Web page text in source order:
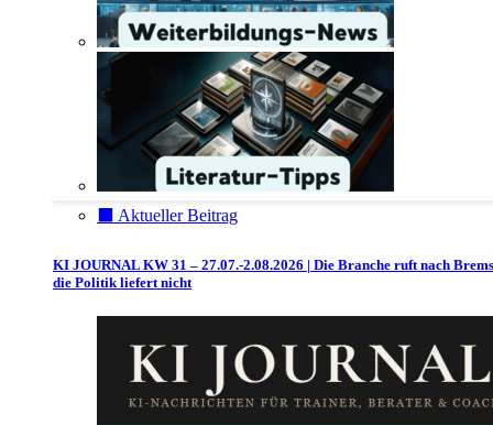
⬛️ Aktueller Beitrag
KI JOURNAL KW 31 – 27.07.-2.08.2026 | Die Branche ruft nach
die Politik liefert nicht